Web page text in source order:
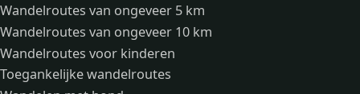
Wandelroutes van ongeveer 5 km
Wandelroutes van ongeveer 10 km
Wandelroutes voor kinderen
Toegankelijke wandelroutes